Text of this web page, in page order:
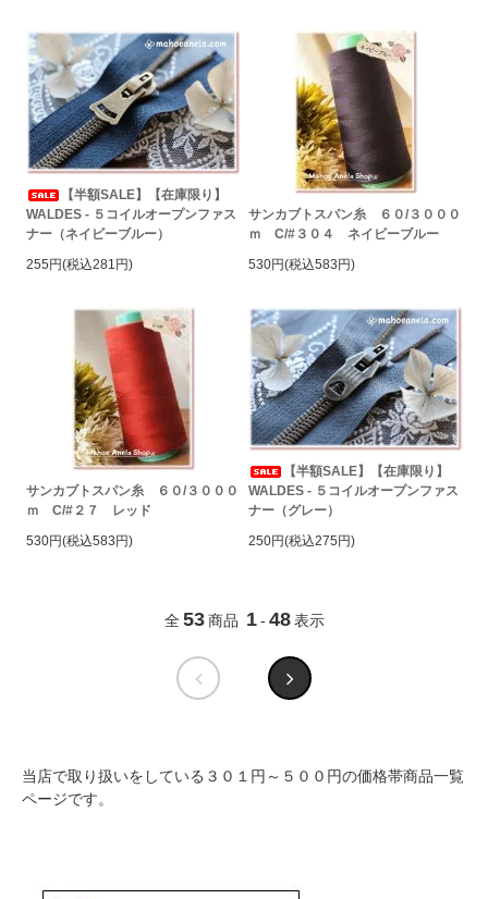
【半額SALE】【在庫限り】
WALDES - ５コイルオープンファス
ナー（ネイビーブルー）
255円(税込281円)
サンカブトスパン糸 ６０/３０００
ｍ C/#３０４ ネイビーブルー
530円(税込583円)
サンカブトスパン糸 ６０/３０００
ｍ C/#２７ レッド
530円(税込583円)
【半額SALE】【在庫限り】
WALDES - ５コイルオープンファス
ナー（グレー）
250円(税込275円)
全 53 商品 1 - 48 表示
当店で取り扱いをしている３０１円～５００円の価格帯商品一覧
ページです。